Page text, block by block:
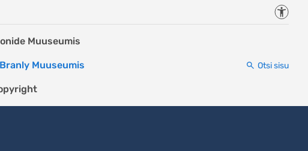
Muuseumis
Muuseumis Otsi sisu